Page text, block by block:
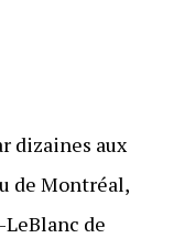
dizaines aux
de Montréal,
LeBlanc de